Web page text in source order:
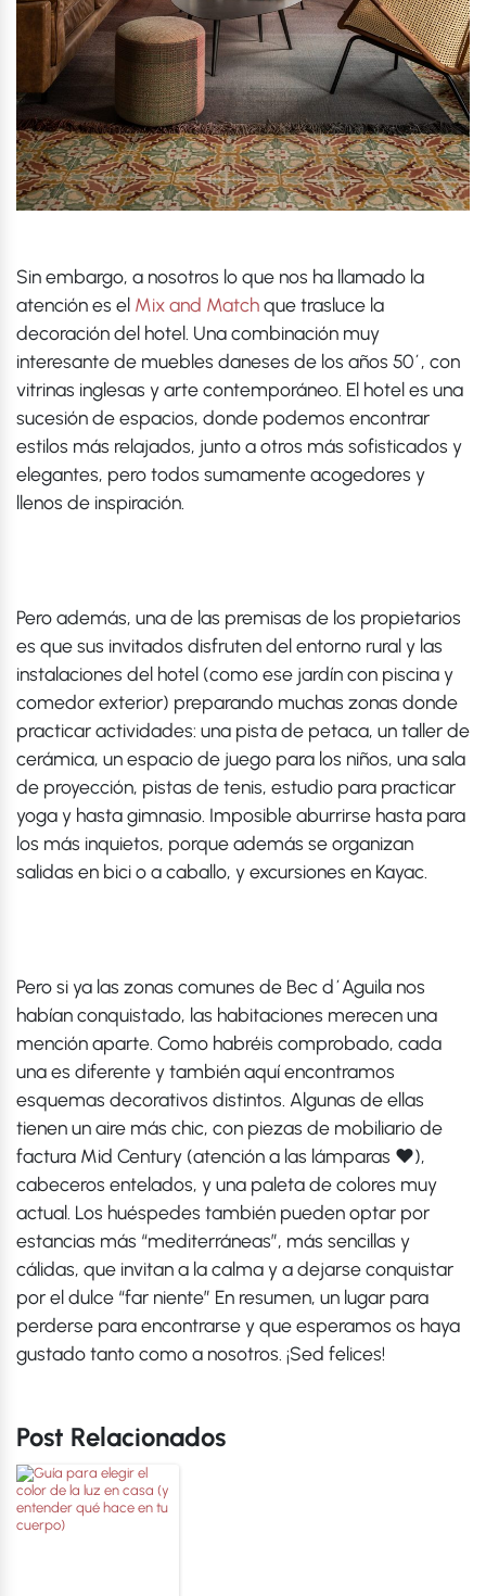
Sin embargo, a nosotros lo que nos ha llamado la
atención es el Mix and Matchque trasluce la
decoración del hotel. Una combinación muy
interesante de muebles daneses de los años 50´, con
vitrinas inglesas y arte contemporáneo. El hotel es una
sucesión de espacios, donde podemos encontrar
estilos más relajados, junto a otros más sofisticados y
elegantes, pero todos sumamente acogedores y
llenos de inspiración.
Pero además, una de las premisas de los propietarios
es que sus invitados disfruten del entorno rural y las
instalaciones del hotel (como ese jardín con piscina y
comedor exterior) preparando muchas zonas donde
practicar actividades: una pista de petaca, un taller de
cerámica, un espacio de juego para los niños, una sala
de proyección, pistas de tenis, estudio para practicar
yoga y hasta gimnasio. Imposible aburrirse hasta para
los más inquietos, porque además se organizan
salidas en bici o a caballo, y excursiones en Kayac.
Pero si ya las zonas comunes de Bec d´Aguila nos
habían conquistado, las habitaciones merecen una
mención aparte. Como habréis comprobado, cada
una es diferente y también aquí encontramos
esquemas decorativos distintos. Algunas de ellas
tienen un aire más chic, con piezas de mobiliario de
factura Mid Century (atención a las lámparas ♥),
cabeceros entelados, y una paleta de colores muy
actual. Los huéspedes también pueden optar por
estancias más “mediterráneas”, más sencillas y
cálidas, que invitan a la calma y a dejarse conquistar
por el dulce “far niente” En resumen, un lugar para
perderse para encontrarse y que esperamos os haya
gustado tanto como a nosotros. ¡Sed felices!
Post Relacionados